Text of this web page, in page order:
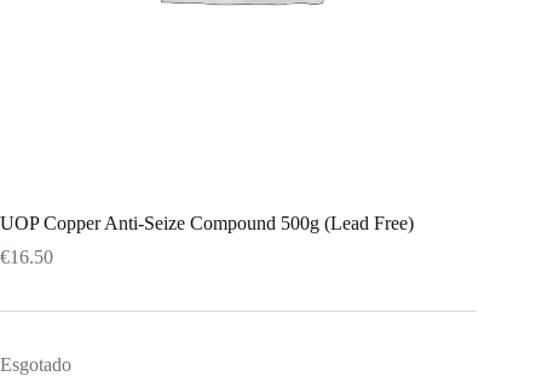
UOP Copper Anti-Seize Compound 500g (Lead Free)
€16.50
Esgotado